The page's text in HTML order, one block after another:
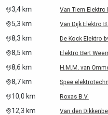
3,4 km Van Tiem Elektro
5,3 km Van Dijk Elektro
8,3 km De Kock Elektro
8,5 km Elektro Bert
8,6 km H.M.M. van
8,7 km Spee
10,0 km Roxas B.V.
12,3 km Van den